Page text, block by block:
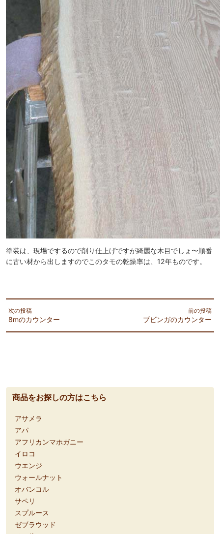
塗装は、現場でするので削り仕上げですが綺麗な木目でしょ〜順番
に古い材から出しますのでこのタモの乾燥率は、12年ものです。
前の投稿
ブビンガのカウンター
次の投稿
8mのカウンター
商品をお探しの方はこちら
アサメラ
アパ
アフリカンマホガニー
イロコ
ウエンジ
ウォールナット
オバンコル
サペリ
スプルース
ゼブラウッド